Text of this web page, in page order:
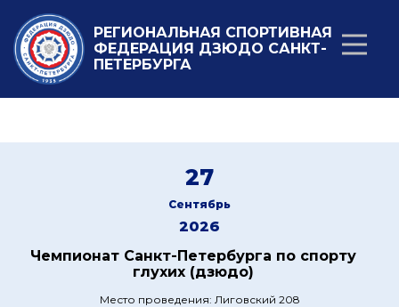
РЕГИОНАЛЬНАЯ СПОРТИВНАЯ
ФЕДЕРАЦИЯ ДЗЮДО САНКТ-
ПЕТЕРБУРГА
27
Сентябрь
2026
Чемпионат Санкт-Петербурга по спорту
глухих (дзюдо)
Место проведения: Лиговский 208